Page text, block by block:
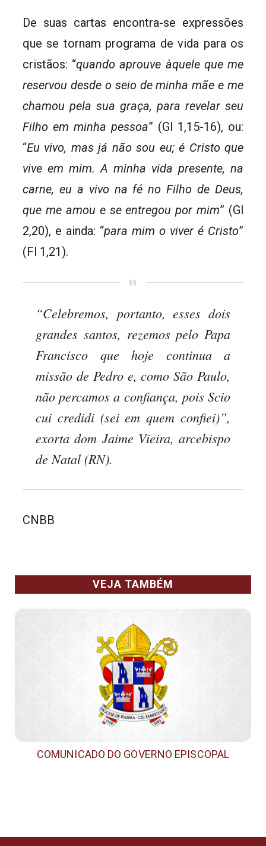
De suas cartas encontra-se expressões
que se tornam programa de vida para os
cristãos: “quando aprouve àquele que me
reservou desde o seio de minha mãe e me
chamou pela sua graça, para revelar seu
Filho em minha pessoa” (Gl 1,15-16), ou:
“Eu vivo, mas já não sou eu; é Cristo que
vive em mim. A minha vida presente, na
carne, eu a vivo na fé no Filho de Deus,
que me amou e se entregou por mim” (Gl
2,20), e ainda: “para mim o viver é Cristo”
(Fl 1,21).
“Celebremos, portanto, esses dois
grandes santos, rezemos pelo Papa
Francisco que hoje continua a
missão de Pedro e, como São Paulo,
não percamos a confiança, pois Scio
cui credidi(sei em quem confiei)”,
exorta dom Jaime Vieira, arcebispo
de Natal (RN).
CNBB
VEJA TAMBÉM
COMUNICADO DO GOVERNO EPISCOPAL